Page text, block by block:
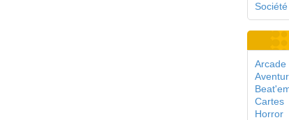
Société
Arcade
Cartes
Horror